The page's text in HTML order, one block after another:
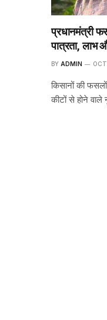
प्रधानमंत्री
पात्रता, लाभ
BY ADMIN
किसानों की
कीटों से होने वाले